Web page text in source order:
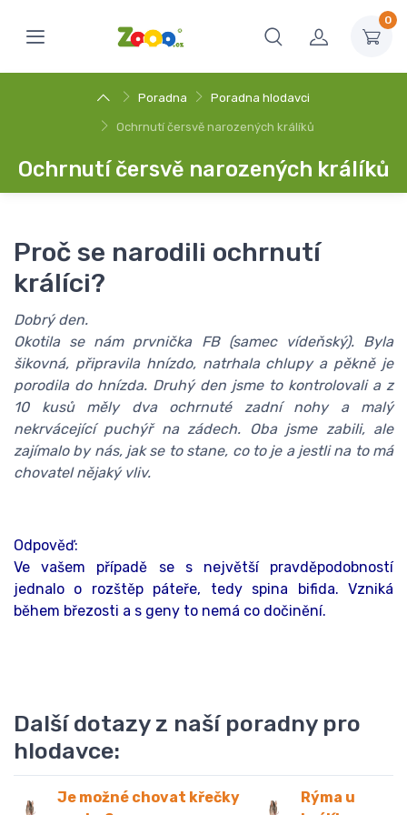
0
Poradna Poradna hlodavci
Ochrnutí čersvě narozených králíků
Ochrnutí čersvě narozených králíků
Proč se narodili ochrnutí
králíci?
Dobrý den.
Okotila se nám prvnička FB (samec vídeňský). Byla
šikovná, připravila hnízdo, natrhala chlupy a pěkně je
porodila do hnízda. Druhý den jsme to kontrolovali a z
10 kusů měly dva ochrnuté zadní nohy a malý
nekrvácející puchýř na zádech. Oba jsme zabili, ale
zajímalo by nás, jak se to stane, co to je a jestli na to má
chovatel nějaký vliv.
Odpověď:
Ve vašem případě se s největší pravděpodobností
jednalo o rozštěp páteře, tedy spina bifida. Vzniká
během březosti a s geny to nemá co dočinění.
Další dotazy z naší poradny pro
hlodavce:
Je možné chovat křečky
Rýma u